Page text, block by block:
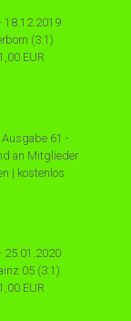
18.12.2019
(3:1)
EUR
61 -
an Mitglieder
| kostenlos
25.01.2020
05 (3:1)
EUR